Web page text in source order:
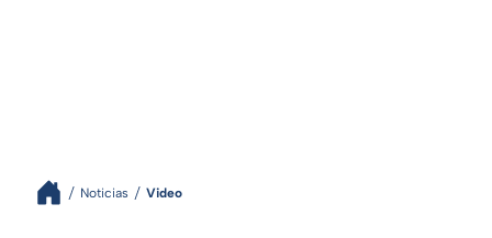
Noticias Video